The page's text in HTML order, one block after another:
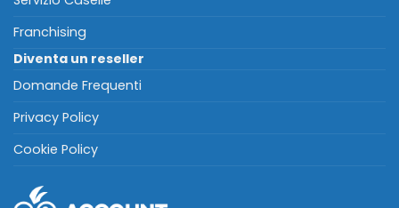
Franchising
Diventa un reseller
Domande Frequenti
Privacy Policy
Cookie Policy